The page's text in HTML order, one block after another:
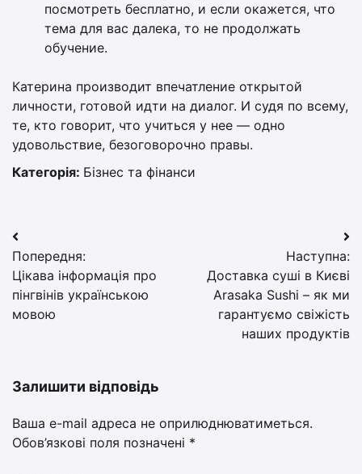
посмотреть бесплатно, и если окажется, что
тема для вас далека, то не продолжать
обучение.
Катерина производит впечатление открытой
личности, готовой идти на диалог. И судя по всему,
те, кто говорит, что учиться у нее — одно
удовольствие, безоговорочно правы.
Категорія: Бізнес та фінанси
Навігація
записів
Попередня:
Цікава інформація про
пінгвінів українською
мовою
Наступна:
Доставка суші в Києві
Arasaka Sushi – як ми
гарантуємо свіжість
наших продуктів
Залишити відповідь
Ваша e-mail адреса не оприлюднюватиметься.
Обов’язкові поля позначені *